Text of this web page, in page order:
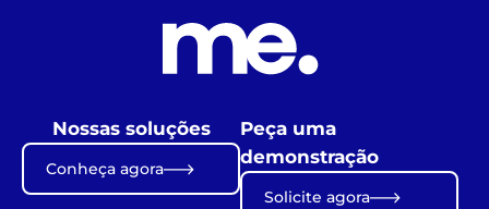
Nossas soluções
Conheça agora
Peça uma
demonstração
Solicite agora